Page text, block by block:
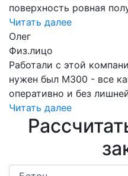
поверхность ровная
Читать далее
Олег
Физ.лицо
Работали с этой
нужен был М300 - все
оперативно и без
Читать далее